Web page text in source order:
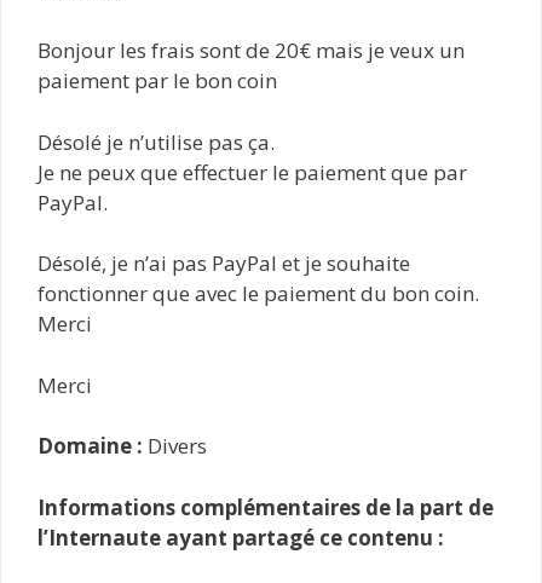
Bonjour les frais sont de 20€ mais je veux un
paiement par le bon coin
Désolé je n’utilise pas ça.
Je ne peux que effectuer le paiement que par
PayPal.
Désolé, je n’ai pas PayPal et je souhaite
fonctionner que avec le paiement du bon coin.
Merci
Merci
Domaine : Divers
Informations complémentaires de la part de
l’Internaute ayant partagé ce contenu :